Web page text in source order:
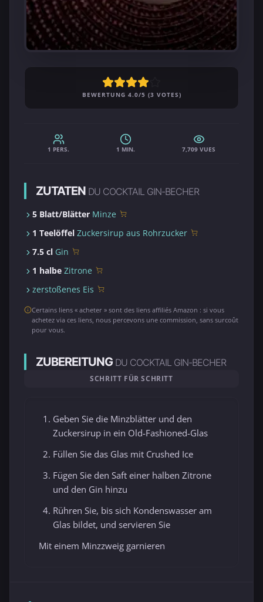
BEWERTUNG 4.0/5 (3 VOTES)
1 PERS. 1 MIN. 7,709 VUES
ZUTATEN DU COCKTAIL GIN-BECHER
5 Blatt/Blätter Minze
1 Teelöffel Zuckersirup aus Rohrzucker
7.5 cl Gin
1 halbe Zitrone
zerstoßenes Eis
Certains liens « acheter » sont des liens affiliés Amazon : si vous
achetez via ces liens, nous percevons une commission, sans surcoût
pour vous.
ZUBEREITUNG DU COCKTAIL GIN-BECHER
SCHRITT FÜR SCHRITT
Geben Sie die Minzblätter und den
Zuckersirup in ein Old-Fashioned-Glas
Füllen Sie das Glas mit Crushed Ice
Fügen Sie den Saft einer halben Zitrone
und den Gin hinzu
Rühren Sie, bis sich Kondenswasser am
Glas bildet, und servieren Sie
Mit einem Minzzweig garnieren